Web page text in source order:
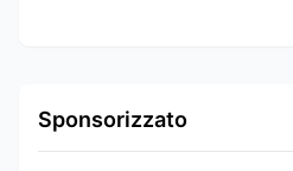
Sponsorizzato